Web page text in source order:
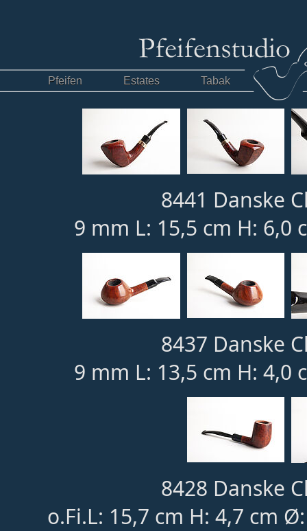
Pfeifen Estates Tabak
8441 Danske
9 mm L: 15,5 cm H: 6,0
8437 Danske
9 mm L: 13,5 cm H: 4,0
8428 Danske
o.Fi.L: 15,7 cm H: 4,7 cm